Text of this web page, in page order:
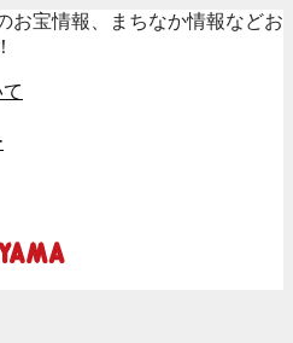
お宝情報、まちなか情報などお